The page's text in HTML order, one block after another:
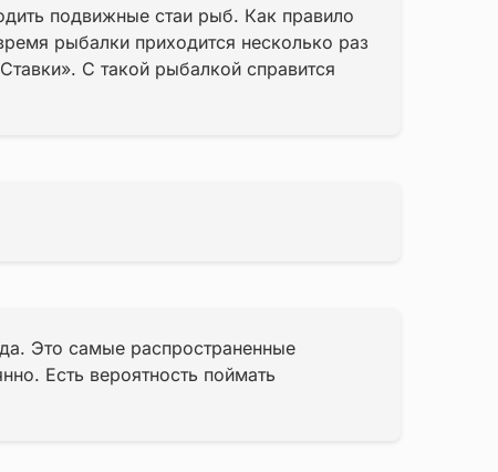
подвижные стаи рыб. Как правило
рыбалки приходится несколько раз
С такой рыбалкой справится
Это самые распространенные
Есть вероятность поймать